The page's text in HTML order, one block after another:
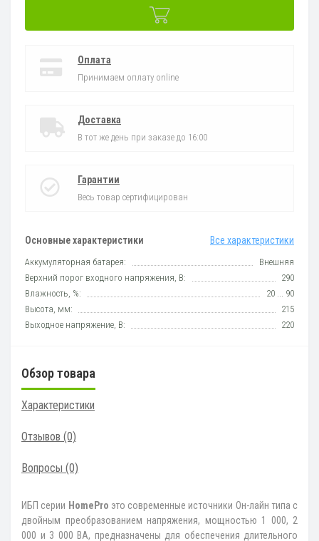
Основные характеристики Все характеристики
Аккумуляторная батарея:
Внешняя
Верхний порог входного напряжения, В:
290
Влажность, %:
20 ... 90
Высота, мм:
215
Выходное напряжение, В:
220
Оплата
Принимаем оплату online
Доставка
В тот же день при заказе до 16:00
Гарантии
Весь товар сертифицирован
Обзор товара
Характеристики
Отзывов (0)
Вопросы (0)
ИБП серии HomePro это современные источники Он-лайн типа с
двойным преобразованием напряжения, мощностью 1 000, 2
000 и 3 000 ВА, предназначены для обеспечения длительного